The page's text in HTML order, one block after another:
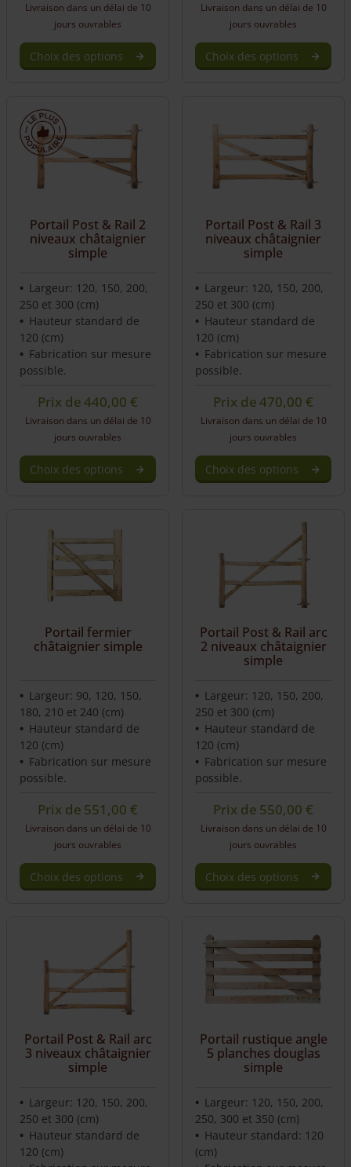
Livraison dans un délai de 10
jours ouvrables
Choix des options
Livraison dans un délai de 10
jours ouvrables
Choix des options
Portail Post & Rail 2
niveaux châtaignier
simple
Largeur: 120, 150, 200,
250 et 300 (cm)
Hauteur standard de
120 (cm)
Fabrication sur mesure
possible.
Prix de440,00€
Livraison dans un délai de 10
jours ouvrables
Choix des options
Portail Post & Rail 3
niveaux châtaignier
simple
Largeur: 120, 150, 200,
250 et 300 (cm)
Hauteur standard de
120 (cm)
Fabrication sur mesure
possible.
Prix de470,00€
Livraison dans un délai de 10
jours ouvrables
Choix des options
Portail fermier
châtaignier simple
Largeur: 90, 120, 150,
180, 210 et 240 (cm)
Hauteur standard de
120 (cm)
Fabrication sur mesure
possible.
Prix de 551,00€
Livraison dans un délai de 10
jours ouvrables
Choix des options
Portail Post & Rail arc
2 niveaux châtaignier
simple
Largeur: 120, 150, 200,
250 et 300 (cm)
Hauteur standard de
120 (cm)
Fabrication sur mesure
possible.
Prix de 550,00€
Livraison dans un délai de 10
jours ouvrables
Choix des options
Portail Post & Rail arc
3 niveaux châtaignier
simple
Largeur: 120, 150, 200,
250 et 300 (cm)
Hauteur standard de
120 (cm)
Portail rustique angle
5 planches douglas
simple
Largeur: 120, 150, 200,
250, 300 et 350 (cm)
Hauteur standard: 120
(cm)